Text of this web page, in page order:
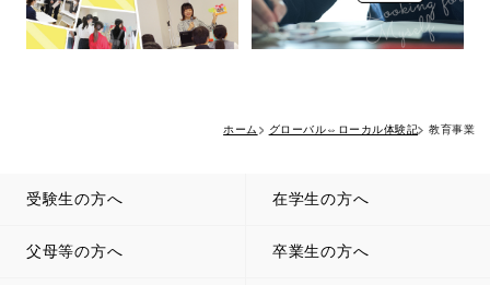
ホーム グローバル⇔ローカル体験記 教育事業
受験生の方へ 在学生の方へ
父母等の方へ 卒業生の方へ